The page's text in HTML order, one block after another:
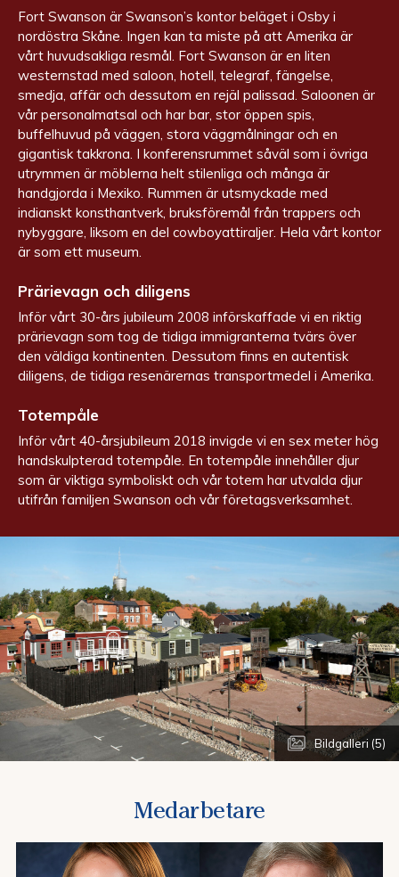
Fort Swanson är Swanson’s kontor beläget i Osby i
nordöstra Skåne. Ingen kan ta miste på att Amerika är
vårt huvudsakliga resmål. Fort Swanson är en liten
westernstad med saloon, hotell, telegraf, fängelse,
smedja, affär och dessutom en rejäl palissad. Saloonen är
vår personalmatsal och har bar, stor öppen spis,
buffelhuvud på väggen, stora väggmålningar och en
gigantisk takkrona. I konferensrummet såväl som i övriga
utrymmen är möblerna helt stilenliga och många är
handgjorda i Mexiko. Rummen är utsmyckade med
indianskt konsthantverk, bruksföremål från trappers och
nybyggare, liksom en del cowboyattiraljer. Hela vårt kontor
är som ett museum.
Prärievagn och diligens
Inför vårt 30-års jubileum 2008 införskaffade vi en riktig
prärievagn som tog de tidiga immigranterna tvärs över
den väldiga kontinenten. Dessutom finns en autentisk
diligens, de tidiga resenärernas transportmedel i Amerika.
Totempåle
Inför vårt 40-årsjubileum 2018 invigde vi en sex meter hög
handskulpterad totempåle. En totempåle innehåller djur
som är viktiga symboliskt och vår totem har utvalda djur
utifrån familjen Swanson och vår företagsverksamhet.
Bildgalleri (5)
Medarbetare